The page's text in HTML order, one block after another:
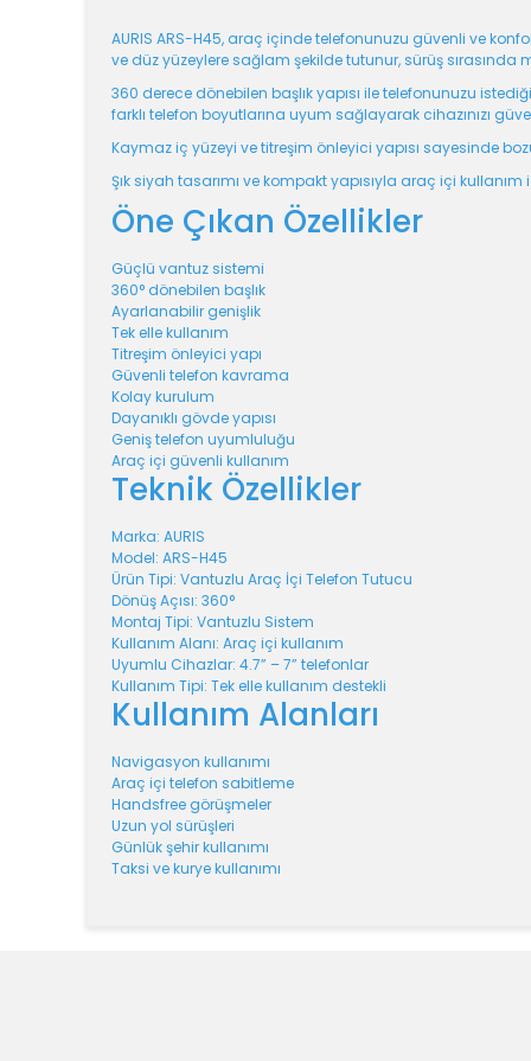
AURIS ARS-H45, araç içinde telefonunuzu güvenli ve
ve düz yüzeylere sağlam şekilde tutunur, sürüş
360 derece dönebilen başlık yapısı ile telefonunuzu
farklı telefon boyutlarına uyum sağlayarak cihazınızı
Kaymaz iç yüzeyi ve titreşim önleyici yapısı sayesinde
Şık siyah tasarımı ve kompakt yapısıyla araç içi
Öne Çıkan Özellikler
Güçlü vantuz sistemi
360° dönebilen başlık
Ayarlanabilir genişlik
Tek elle kullanım
Titreşim önleyici yapı
Güvenli telefon kavrama
Kolay kurulum
Dayanıklı gövde yapısı
Geniş telefon uyumluluğu
Araç içi güvenli kullanım
Teknik Özellikler
Marka: AURIS
Model: ARS-H45
Ürün Tipi: Vantuzlu Araç İçi Telefon Tutucu
Dönüş Açısı: 360°
Montaj Tipi: Vantuzlu Sistem
Kullanım Alanı: Araç içi kullanım
Uyumlu Cihazlar: 4.7” – 7” telefonlar
Kullanım Tipi: Tek elle kullanım destekli
Kullanım Alanları
Navigasyon kullanımı
Araç içi telefon sabitleme
Handsfree görüşmeler
Uzun yol sürüşleri
Günlük şehir kullanımı
Taksi ve kurye kullanımı